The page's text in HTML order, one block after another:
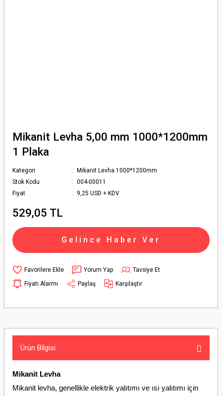
Mikanit Levha 5,00 mm 1000*1200mm
1 Plaka
Kategori
Mikanit Levha 1000*1200mm
Stok Kodu
004-00011
Fiyat
9,25 USD + KDV
529,05 TL
Gelince Haber Ver
Yorum Yap
Tavsiye Et
Fiyatı Alarmı
Paylaş Karşılaştır
Ürün Bilgisi
Mikanit Levha
Mikanit levha, genellikle elektrik yalıtımı ve ısı yalıtımı için